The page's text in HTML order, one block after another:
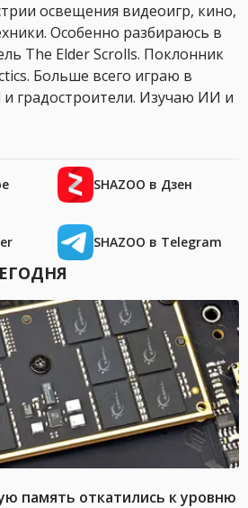
освещения видеоигр, кино,
Особенно разбираюсь в
The Elder Scrolls. Поклонник
Больше всего играю в
и градостроители. Изучаю ИИ и
SHAZOO в Дзен
SHAZOO в Telegram
память откатились к уровню